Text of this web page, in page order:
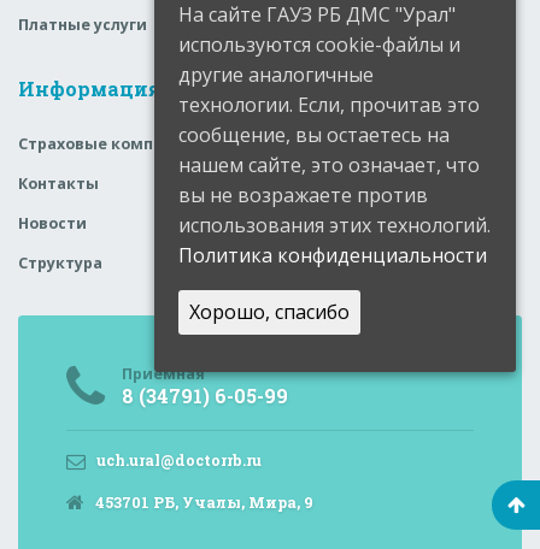
Платные услуги
Информация
Страховые компании
Контакты
Новости
Структура
Приемная
8 (34791) 6-05-99
uch.ural@doctorrb.ru
453701 РБ, Учалы, Мира, 9
На сайте ГАУЗ РБ ДМС "Урал"
используются cookie-файлы и
другие аналогичные
технологии. Если, прочитав это
сообщение, вы остаетесь на
нашем сайте, это означает, что
вы не возражаете против
использования этих технологий.
Политика конфиденциальности
Хорошо, спасибо